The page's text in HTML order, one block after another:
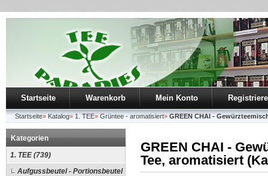
Startseite Warenkorb Mein Konto
Startseite» Katalog» 1. TEE» Grüntee - aromatisiert» GREEN CHAI -
Kategorien
1. TEE (739)
Aufgussbeutel - Portionsbeutel
GREEN CHAI -
Tee, aromatisiert